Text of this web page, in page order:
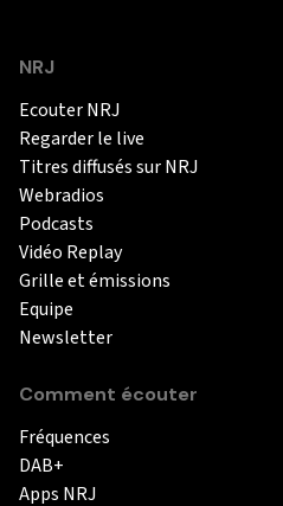
NRJ
Ecouter NRJ
Regarder le live
Titres diffusés sur NRJ
Webradios
Podcasts
Vidéo Replay
Grille et émissions
Equipe
Newsletter
Comment écouter
Fréquences
DAB+
Apps NRJ